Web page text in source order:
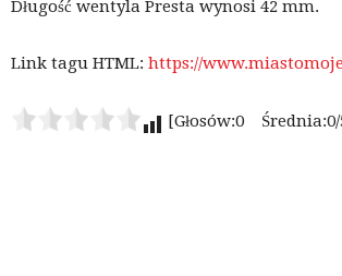
Długość wentyla Presta wynosi 42 mm.
Link tagu HTML: https://
[Głosów:0 Średnia:0/